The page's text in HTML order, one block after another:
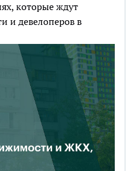
которые ждут
и девелоперов в